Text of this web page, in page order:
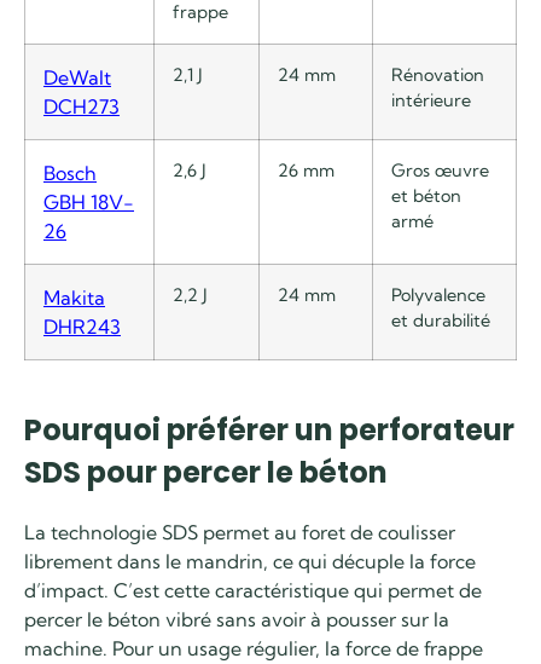
frappe
DeWalt
DCH273
2,1 J 24 mm
Rénovation
intérieure
Bosch
GBH 18V-
26
2,6 J 26 mm
Gros œuvre
et béton
armé
Makita
DHR243
2,2 J 24 mm
Polyvalence
et durabilité
Pourquoi préférer un perforateur
SDS pour percer le béton
La technologie SDS permet au foret de coulisser
librement dans le mandrin, ce qui décuple la force
d’impact. C’est cette caractéristique qui permet de
percer le béton vibré sans avoir à pousser sur la
machine. Pour un usage régulier, la force de frappe